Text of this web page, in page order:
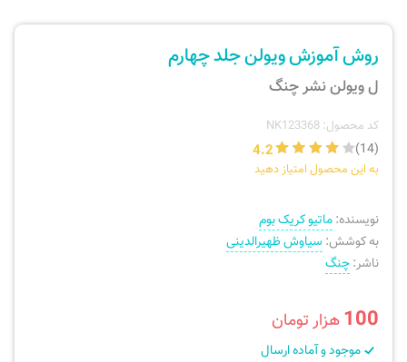
نی، فلوت، سازهای بادی
ارسال سفارش
روش آموزش ویولن جلد چهارم
ل ویولن نشر چنگ
کد محصول: NK123368
(14)
4.2
به این محصول امتیاز دهید
نویسنده:ماتیو کریک بوم
به کوشش: سیاوش ظهیرالدینی
ناشر:چنگ
100هزار تومان
موجود و آماده ارسال